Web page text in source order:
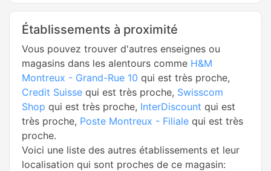
Établissements à proximité
Vous pouvez trouver d'autres enseignes ou
magasins dans les alentours comme H&M
Montreux - Grand-Rue 10 qui est très proche,
Credit Suisse qui est très proche, Swisscom
Shop qui est très proche, InterDiscount qui est
très proche, Poste Montreux - Filiale qui est très
proche.
Voici une liste des autres établissements et leur
localisation qui sont proches de ce magasin: